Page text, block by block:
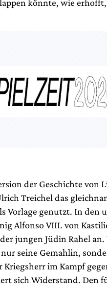
könnte, wie
der Geschichte von
Treichel das
Vorlage genutzt. In
Alfonso VIII. von
jungen Jüdin Rahel
seine Gemahlin,
Kriegsherr im Kampf
sich Widerstand. Den